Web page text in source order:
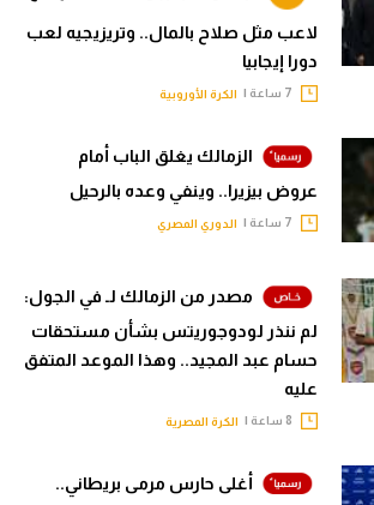
لاعب مثل صلاح بالمال.. وتريزيجيه لعب
دورا إيجابيا
الكرة الأوروبية
الزمالك يغلق الباب أمام
عروض بيزيرا.. وينفي وعده بالرحيل
الدوري المصري
مصدر من الزمالك لـ في الجول:
لم ننذر لودوجوريتس بشأن مستحقات
حسام عبد المجيد.. وهذا الموعد المتفق
عليه
الكرة المصرية
أغلى حارس مرمى بريطاني..